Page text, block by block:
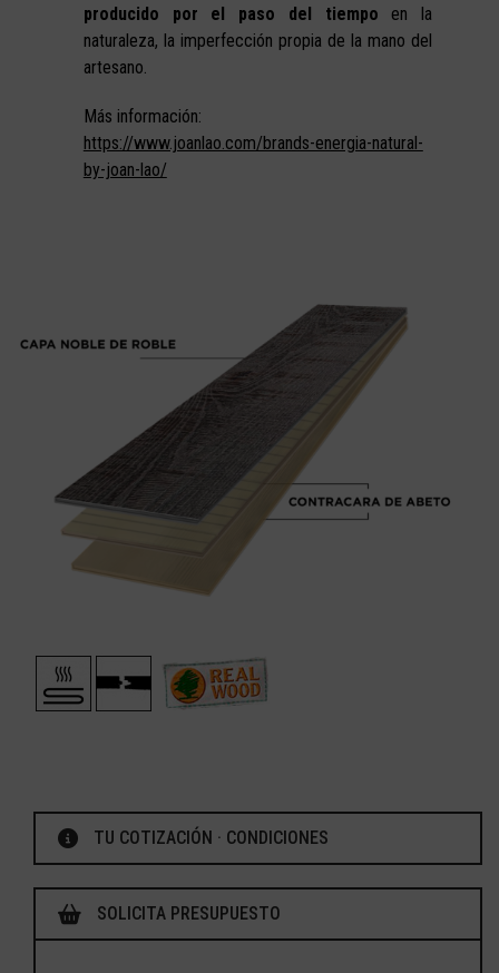
producido por el paso del tiempo en la
naturaleza, la imperfección propia de la mano del
artesano.
Más información:
https://www.joanlao.com/brands-energia-natural-
by-joan-lao/
TU COTIZACIÓN · CONDICIONES
SOLICITA PRESUPUESTO